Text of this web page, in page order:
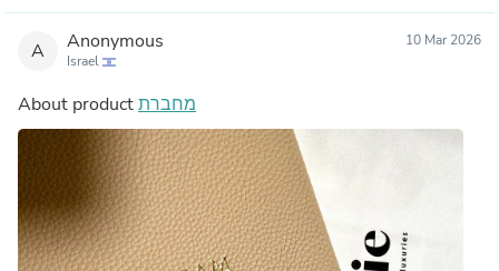
A Anonymous
Israel
10 Mar 2026
About productמחברת